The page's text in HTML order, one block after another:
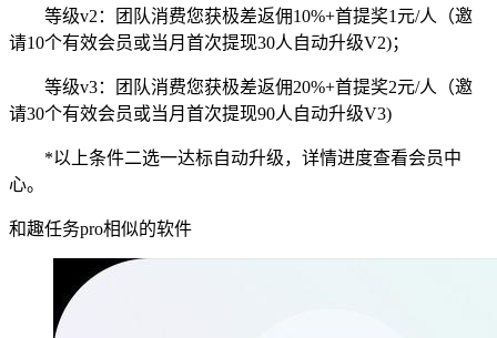
等级v2：团队消费您获极差返佣10%+首提奖1元/人（邀
请10个有效会员或当月首次提现30人自动升级V2)；
等级v3：团队消费您获极差返佣20%+首提奖2元/人（邀
请30个有效会员或当月首次提现90人自动升级V3)
*以上条件二选一达标自动升级，详情进度查看会员中
心。
和趣任务pro相似的软件